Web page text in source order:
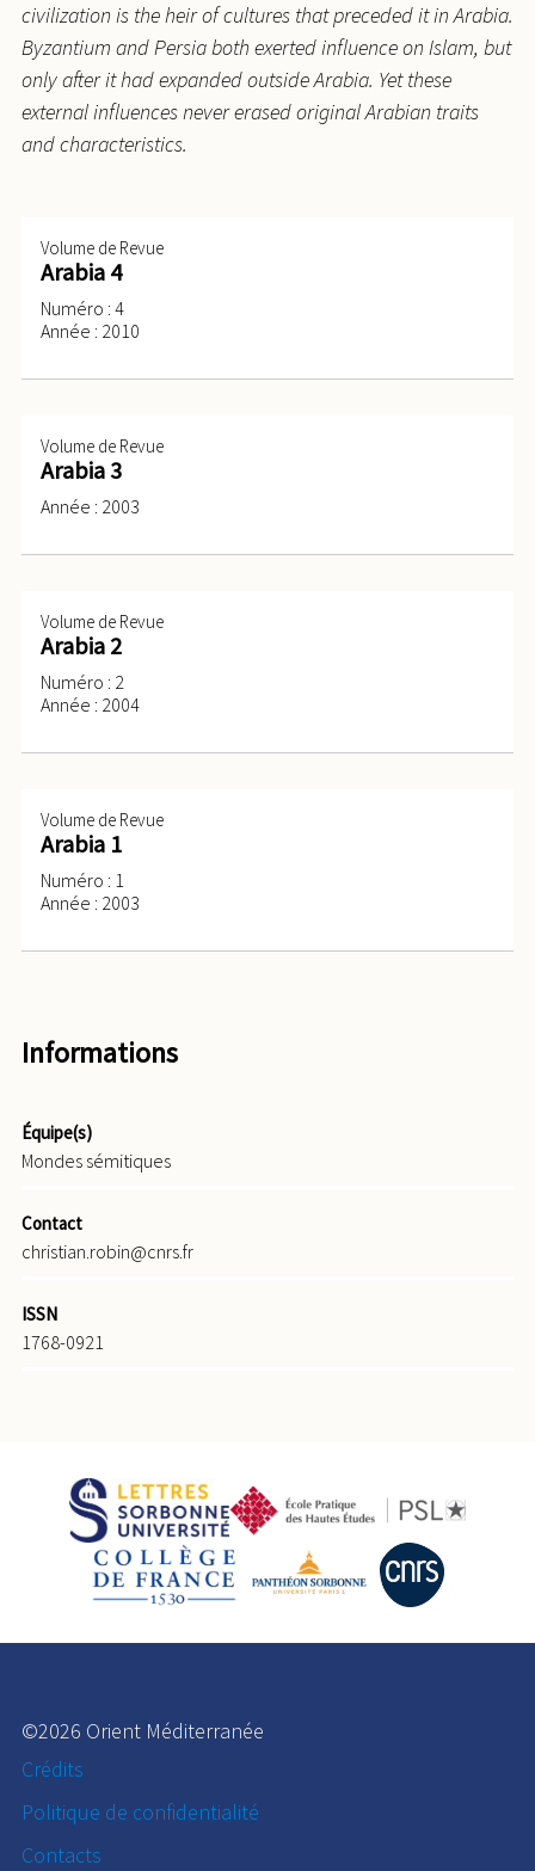
civilization is the heir of cultures that preceded it in Arabia.
Byzantium and Persia both exerted influence on Islam, but
only after it had expanded outside Arabia. Yet these
external influences never erased original Arabian traits
and characteristics.
Volume de Revue
Arabia 4
Numéro : 4
Année : 2010
Volume de Revue
Arabia 3
Année : 2003
Volume de Revue
Arabia 2
Numéro : 2
Année : 2004
Volume de Revue
Arabia 1
Numéro : 1
Année : 2003
Informations
Équipe(s)
Mondes sémitiques
Contact
christian.robin@cnrs.fr
ISSN
1768-0921
©2026 Orient Méditerranée
Crédits
Politique de confidentialité
Contacts